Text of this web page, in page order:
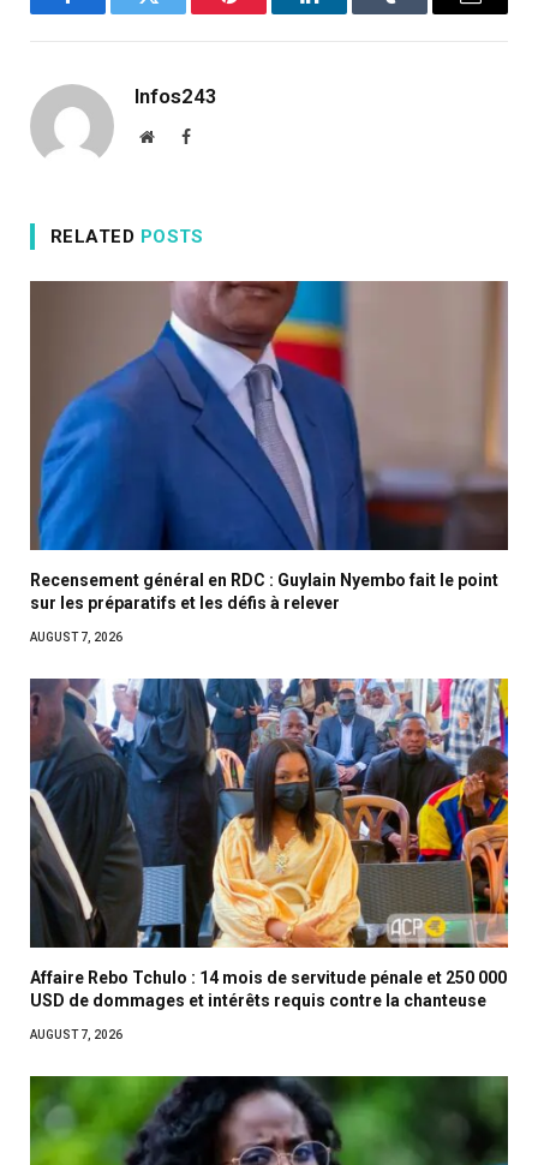
FacebookTwitter Pinterest LinkedInTumblr Email
Infos243
WebsiteFacebook
RELATED POSTS
Recensement général en RDC : Guylain Nyembo fait le point
sur les préparatifs et les défis à relever
AUGUST 7, 2026
Affaire Rebo Tchulo : 14 mois de servitude pénale et 250 000
USD de dommages et intérêts requis contre la chanteuse
AUGUST 7, 2026